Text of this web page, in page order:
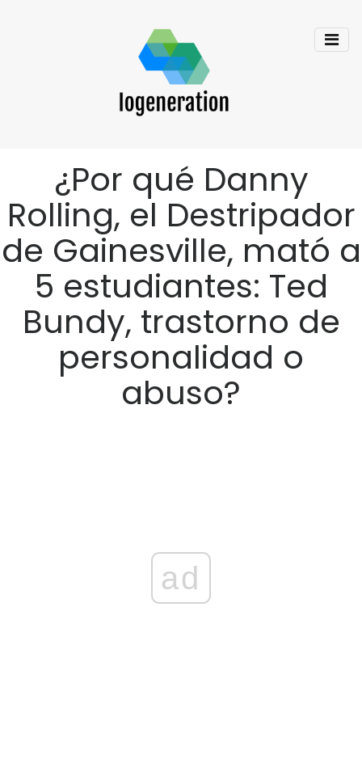
¿Por qué Danny
Rolling, el Destripador
de Gainesville, mató a
5 estudiantes: Ted
Bundy, trastorno de
personalidad o
abuso?
ad